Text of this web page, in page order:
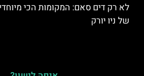
לא רק דים סאם: המקומות הכי
של ניו יורק